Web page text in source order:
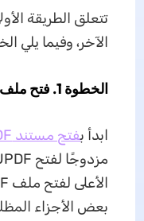
تتعلق الطريقة
الآخر، وفيما يلي
الخطوة 1. فتح ملف PDF في UPDF
ابدأ بفتح مستند PDF
بعض الأجزاء